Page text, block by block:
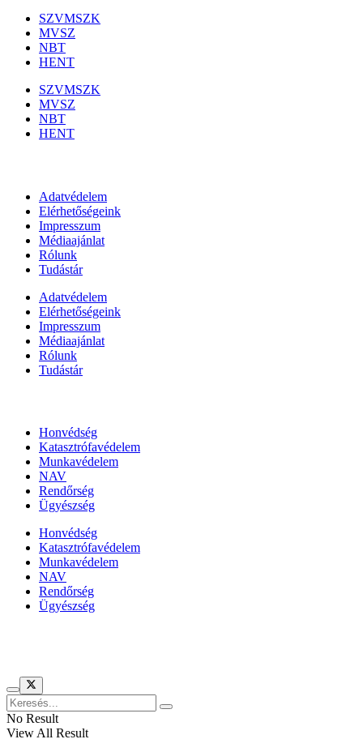
SZVMSZK
MVSZ
NBT
HENT
SZVMSZK
MVSZ
NBT
HENT
Adatvédelem
Elérhetőségeink
Impresszum
Médiaajánlat
Rólunk
Tudástár
Adatvédelem
Elérhetőségeink
Impresszum
Médiaajánlat
Rólunk
Tudástár
Honvédség
Katasztrófavédelem
Munkavédelem
NAV
Rendőrség
Ügyészség
Honvédség
Katasztrófavédelem
Munkavédelem
NAV
Rendőrség
Ügyészség
No Result
View All Result